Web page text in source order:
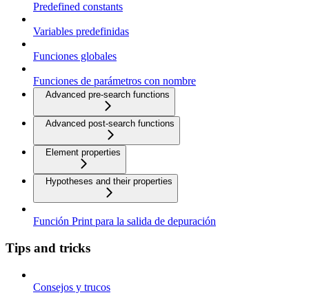
Predefined constants
Variables predefinidas
Funciones globales
Funciones de parámetros con nombre
Advanced pre-search functions
Advanced post-search functions
Element properties
Hypotheses and their properties
Función Print para la salida de depuración
Tips and tricks
Consejos y trucos